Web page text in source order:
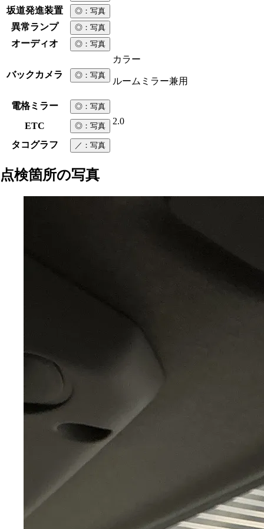
坂道発進装置 ◎ ：写真
異常ランプ ◎ ：写真
オーディオ ◎ ：写真
バックカメラ ◎ ：写真
カラー
ルームミラー兼用
電格ミラー ◎ ：写真
ETC ◎ ：写真 2.0
タコグラフ ／ ：写真
点検箇所の写真